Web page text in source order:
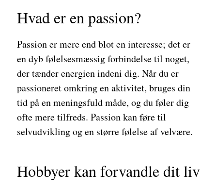
Hvad er en passion?
Passion er mere end blot en interesse; det er
en dyb følelsesmæssig forbindelse til noget,
der tænder energien indeni dig. Når du er
passioneret omkring en aktivitet, bruges din
tid på en meningsfuld måde, og du føler dig
ofte mere tilfreds. Passion kan føre til
selvudvikling og en større følelse af velvære.
Hobbyer kan forvandle dit liv